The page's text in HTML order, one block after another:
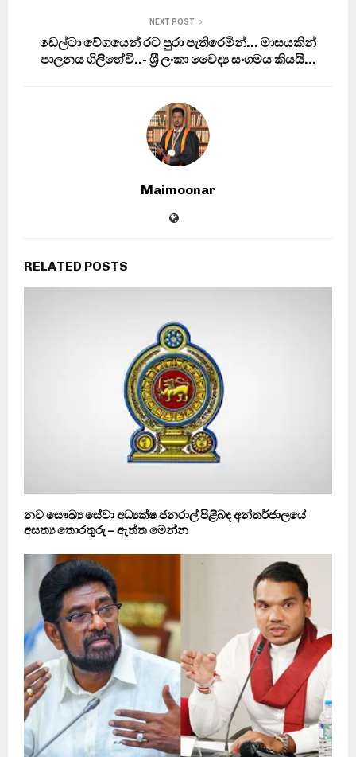
NEXT POST
ඩෙල්ටා වේගයෙන් රට පුරා පැතිරෙමින්… මාසයකින්
පාලනය ගිලිහේවි..- ශ‍්‍රී ලංකා වෛද්‍ය සංගමය කියයි…
Maimoonar
RELATED POSTS
නව සෞඛ්‍ය සේවා අධ්‍යක්ෂ ජනරාල් පිළිබඳ අන්තර්ජාලයේ
අසත්‍ය තොරතුරු – ඇත්ත මෙන්න